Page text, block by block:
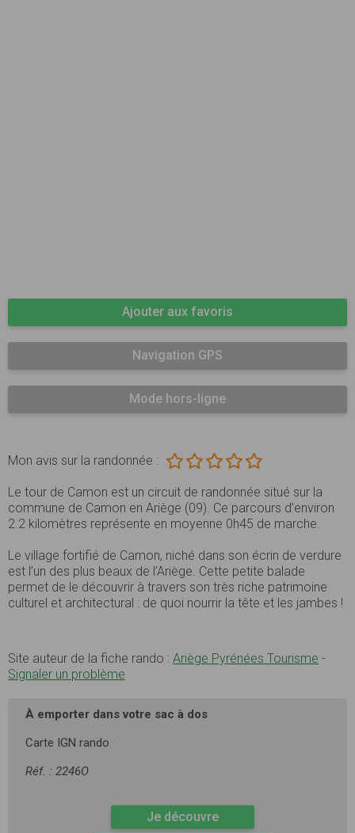
Ajouter aux favoris
Navigation GPS
Mode hors-ligne
Mon avis sur la randonnée :
Le tour de Camon est un circuit de randonnée situé sur la
commune de Camon en Ariège (09). Ce parcours d’environ
2.2 kilomètres représente en moyenne 0h45 de marche.
Le village fortifié de Camon, niché dans son écrin de verdure
est l’un des plus beaux de l’Ariège. Cette petite balade
permet de le découvrir à travers son très riche patrimoine
culturel et architectural : de quoi nourrir la tête et les jambes !
Site auteur de la fiche rando : Ariège Pyrénées Tourisme -
Signaler un problème
À emporter dans votre sac à dos
Carte IGN rando
Réf. : 2246O
Je découvre